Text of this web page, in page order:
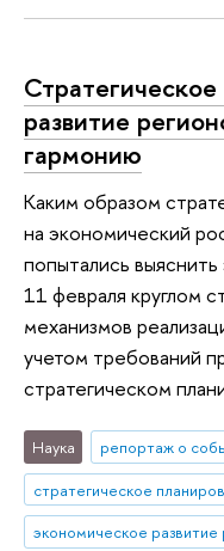
развитие
гармонию
Каким образом
на экономический
попытались
11 февраля круглом
механизмов
учетом требований
стратегическом
Наука репортаж о
стратегическое
экономическое развитие